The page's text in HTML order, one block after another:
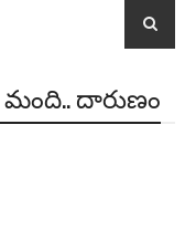
మంది.. దారుణం